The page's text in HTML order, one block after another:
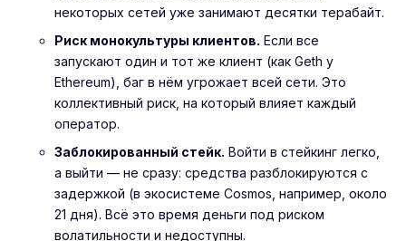
некоторых сетей уже занимают десятки терабайт.
Риск монокультуры клиентов. Если все
запускают один и тот же клиент (как Geth у
Ethereum), баг в нём угрожает всей сети. Это
коллективный риск, на который влияет каждый
оператор.
Заблокированный стейк. Войти в стейкинг легко,
а выйти — не сразу: средства разблокируются с
задержкой (в экосистеме Cosmos, например, около
21 дня). Всё это время деньги под риском
волатильности и недоступны.